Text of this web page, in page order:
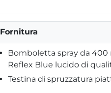
Fornitura
Bomboletta spray da 400
Reflex Blue lucido di
Testina di spruzzatura